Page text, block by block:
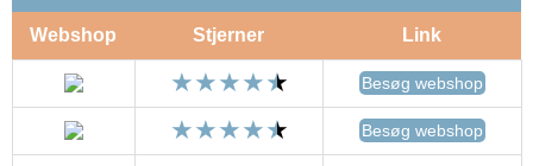
Webshop Stjerner Link
Besøg webshop
Besøg webshop